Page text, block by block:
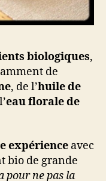
biologiques,
de
, de l’huile de
eau florale de
expérience avec
bio de grande
pour ne pas la